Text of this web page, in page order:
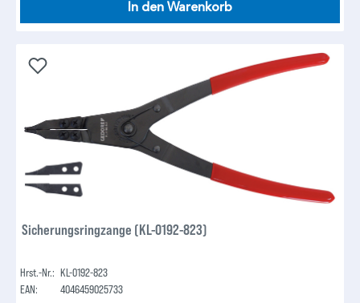
In den Warenkorb
Sicherungsringzange (KL-0192-823)
Hrst.-Nr.: KL-0192-823
EAN:
4046459025733